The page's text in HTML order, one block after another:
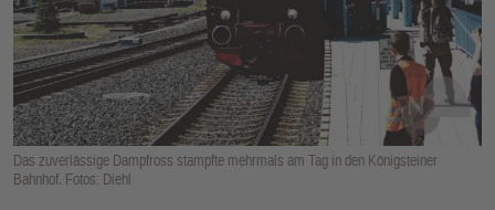
Das zuverlässige Dampfross stampfte mehrmals am Tag in den Königsteiner
Bahnhof. Fotos: Diehl